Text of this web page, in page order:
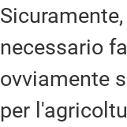
necessario
ovviamente
per